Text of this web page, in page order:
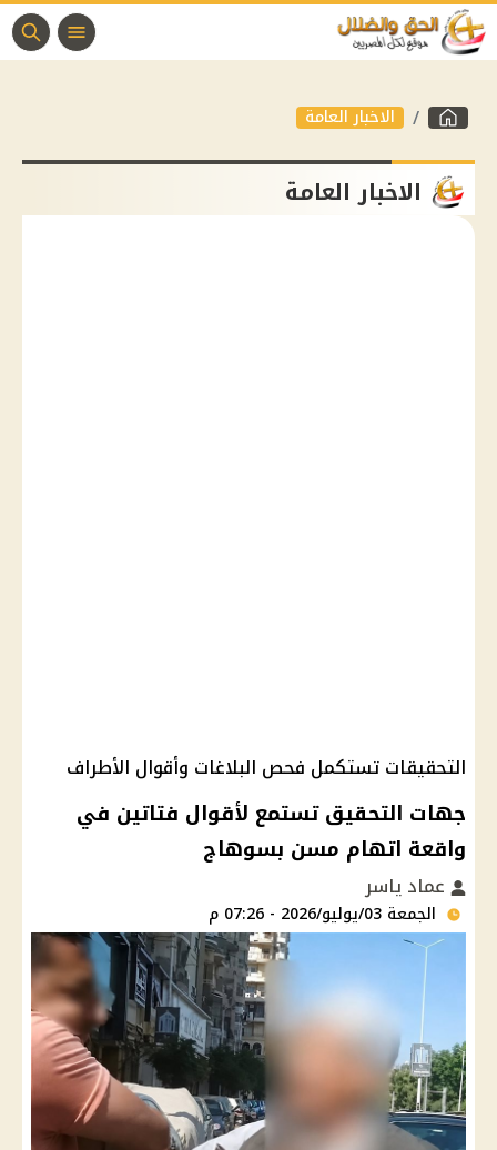
الاخبار العامة
الاخبار العامة
التحقيقات تستكمل فحص البلاغات وأقوال الأطراف
جهات التحقيق تستمع لأقوال فتاتين في
واقعة اتهام مسن بسوهاج
عماد ياسر
الجمعة 03/يوليو/2026 - 07:26 م